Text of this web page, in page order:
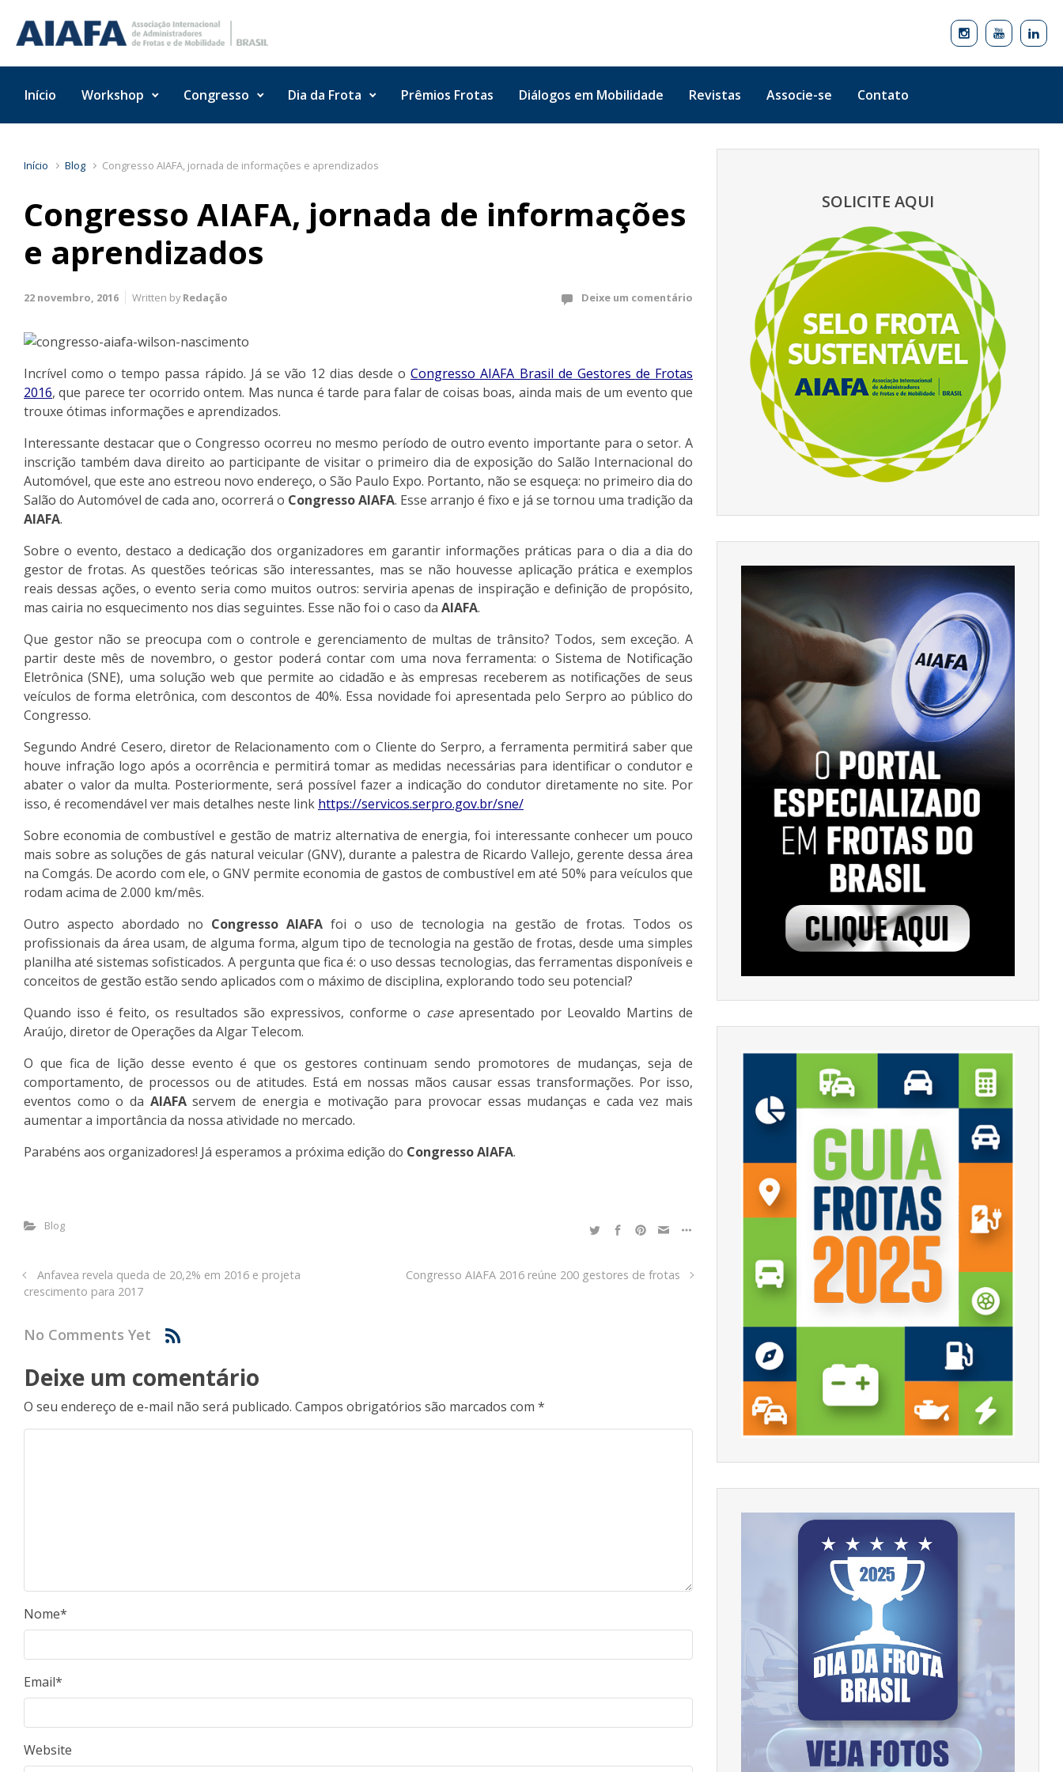
Skip to main content
Início Workshop Congresso Dia da Frota Prêmios Frotas Diálogos em Mobilidade Revistas Associe-se Contato
Início Blog Congresso AIAFA, jornada de informações e aprendizados
Congresso AIAFA, jornada de informações
e aprendizados
22 novembro, 2016 Written by Redação Deixe um comentário
Incrível como o tempo passa rápido. Já se vão 12 dias desde oCongresso AIAFA Brasil de Gestores de Frotas
2016, que parece ter ocorrido ontem. Mas nunca é tarde para falar de coisas boas, ainda mais de um evento que
trouxe ótimas informações e aprendizados.
Interessante destacar que o Congresso ocorreu no mesmo período de outro evento importante para o setor. A
inscrição também dava direito ao participante de visitar o primeiro dia de exposição do Salão Internacional do
Automóvel, que este ano estreou novo endereço, o São Paulo Expo. Portanto, não se esqueça: no primeiro dia do
Salão do Automóvel de cada ano, ocorrerá o Congresso AIAFA. Esse arranjo é fixo e já se tornou uma tradição da
AIAFA.
Sobre o evento, destaco a dedicação dos organizadores em garantir informações práticas para o dia a dia do
gestor de frotas. As questões teóricas são interessantes, mas se não houvesse aplicação prática e exemplos
reais dessas ações, o evento seria como muitos outros: serviria apenas de inspiração e definição de propósito,
mas cairia no esquecimento nos dias seguintes. Esse não foi o caso da AIAFA.
Que gestor não se preocupa com o controle e gerenciamento de multas de trânsito? Todos, sem exceção. A
partir deste mês de novembro, o gestor poderá contar com uma nova ferramenta: o Sistema de Notificação
Eletrônica (SNE), uma solução web que permite ao cidadão e às empresas receberem as notificações de seus
veículos de forma eletrônica, com descontos de 40%. Essa novidade foi apresentada pelo Serpro ao público do
Congresso.
Segundo André Cesero, diretor de Relacionamento com o Cliente do Serpro, a ferramenta permitirá saber que
houve infração logo após a ocorrência e permitirá tomar as medidas necessárias para identificar o condutor e
abater o valor da multa. Posteriormente, será possível fazer a indicação do condutor diretamente no site. Por
isso, é recomendável ver mais detalhes neste link https://servicos.serpro.gov.br/sne/
Sobre economia de combustível e gestão de matriz alternativa de energia, foi interessante conhecer um pouco
mais sobre as soluções de gás natural veicular (GNV), durante a palestra de Ricardo Vallejo, gerente dessa área
na Comgás. De acordo com ele, o GNV permite economia de gastos de combustível em até 50% para veículos que
rodam acima de 2.000 km/mês.
Outro aspecto abordado no Congresso AIAFAfoi o uso de tecnologia na gestão de frotas. Todos os
profissionais da área usam, de alguma forma, algum tipo de tecnologia na gestão de frotas, desde uma simples
planilha até sistemas sofisticados. A pergunta que fica é: o uso dessas tecnologias, das ferramentas disponíveis e
conceitos de gestão estão sendo aplicados com o máximo de disciplina, explorando todo seu potencial?
Quando isso é feito, os resultados são expressivos, conforme o caseapresentado por Leovaldo Martins de
Araújo, diretor de Operações da Algar Telecom.
O que fica de lição desse evento é que os gestores continuam sendo promotores de mudanças, seja de
comportamento, de processos ou de atitudes. Está em nossas mãos causar essas transformações. Por isso,
eventos como o da AIAFAservem de energia e motivação para provocar essas mudanças e cada vez mais
aumentar a importância da nossa atividade no mercado.
Parabéns aos organizadores! Já esperamos a próxima edição do Congresso AIAFA.
Blog
Anfavea revela queda de 20,2% em 2016 e projeta
crescimento para 2017
Congresso AIAFA 2016 reúne 200 gestores de frotas
No Comments Yet
Deixe um comentário
O seu endereço de e-mail não será publicado. Campos obrigatórios são marcados com *
Nome*
Email*
Website
SOLICITE AQUI